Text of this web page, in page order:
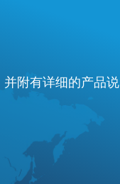
附有详细的产品说